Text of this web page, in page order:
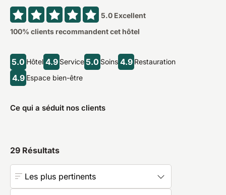
5.0 Excellent
100% clients recommandent cet hôtel
5.0 Hôtel 4.9 Service5.0 Soins 4.9 Restauration
4.9 Espace bien-être
Ce qui a séduit nos clients
29 Résultats
Les plus pertinents